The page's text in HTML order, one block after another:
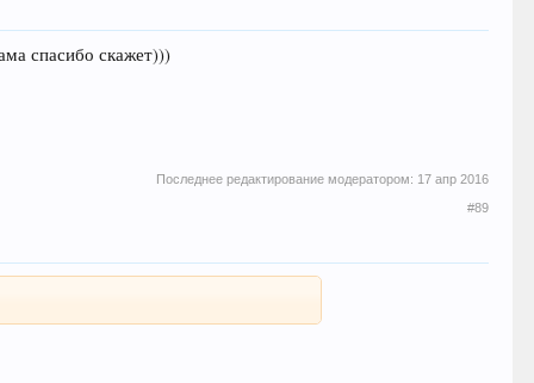
спасибо скажет)))
Последнее редактирование модератором: 17 апр 2016
#89